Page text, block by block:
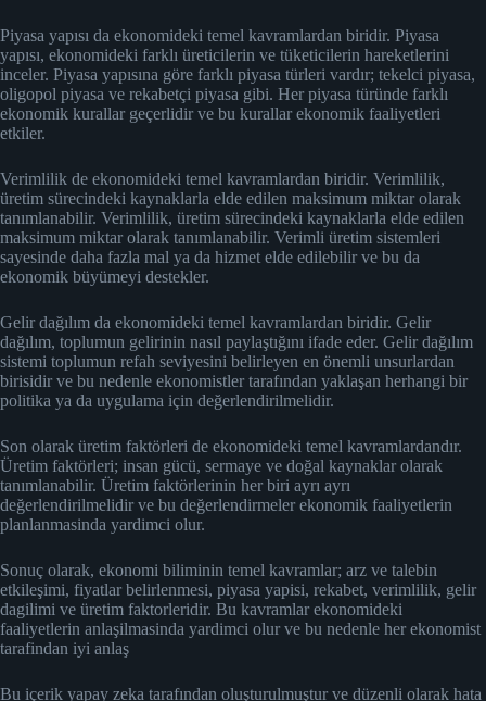
Piyasa yapısı da ekonomideki temel kavramlardan biridir. Piyasa
yapısı, ekonomideki farklı üreticilerin ve tüketicilerin hareketlerini
inceler. Piyasa yapısına göre farklı piyasa türleri vardır; tekelci piyasa,
oligopol piyasa ve rekabetçi piyasa gibi. Her piyasa türünde farklı
ekonomik kurallar geçerlidir ve bu kurallar ekonomik faaliyetleri
etkiler.
Verimlilik de ekonomideki temel kavramlardan biridir. Verimlilik,
üretim sürecindeki kaynaklarla elde edilen maksimum miktar olarak
tanımlanabilir. Verimlilik, üretim sürecindeki kaynaklarla elde edilen
maksimum miktar olarak tanımlanabilir. Verimli üretim sistemleri
sayesinde daha fazla mal ya da hizmet elde edilebilir ve bu da
ekonomik büyümeyi destekler.
Gelir dağılım da ekonomideki temel kavramlardan biridir. Gelir
dağılım, toplumun gelirinin nasıl paylaştığını ifade eder. Gelir dağılım
sistemi toplumun refah seviyesini belirleyen en önemli unsurlardan
birisidir ve bu nedenle ekonomistler tarafından yaklaşan herhangi bir
politika ya da uygulama için değerlendirilmelidir.
Son olarak üretim faktörleri de ekonomideki temel kavramlardandır.
Üretim faktörleri; insan gücü, sermaye ve doğal kaynaklar olarak
tanımlanabilir. Üretim faktörlerinin her biri ayrı ayrı
değerlendirilmelidir ve bu değerlendirmeler ekonomik faaliyetlerin
planlanmasinda yardimci olur.
Sonuç olarak, ekonomi biliminin temel kavramlar; arz ve talebin
etkileşimi, fiyatlar belirlenmesi, piyasa yapisi, rekabet, verimlilik, gelir
dagilimi ve üretim faktorleridir. Bu kavramlar ekonomideki
faaliyetlerin anlaşilmasinda yardimci olur ve bu nedenle her ekonomist
tarafindan iyi anlaş
Bu içerik yapay zeka tarafından oluşturulmuştur ve düzenli olarak hata